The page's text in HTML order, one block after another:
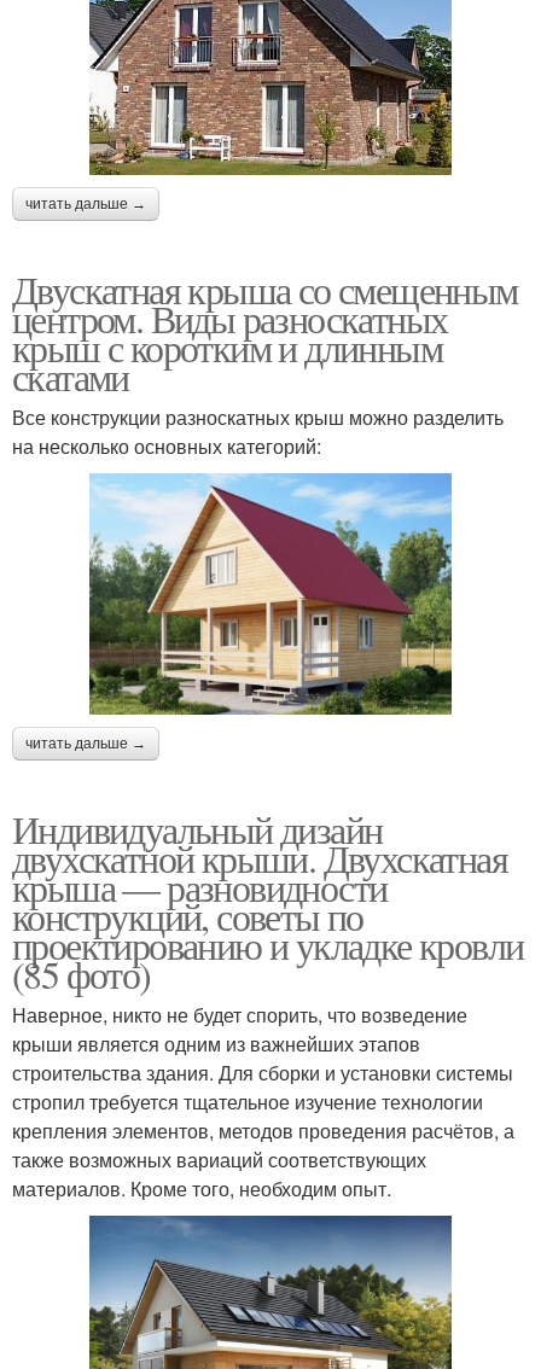
читать дальше →
Двускатная крыша со смещенным
центром. Виды разноскатных
крыш с коротким и длинным
скатами
Все конструкции разноскатных крыш можно разделить
на несколько основных категорий:
читать дальше →
Индивидуальный дизайн
двухскатной крыши. Двухскатная
крыша — разновидности
конструкций, советы по
проектированию и укладке кровли
(85 фото)
Наверное, никто не будет спорить, что возведение
крыши является одним из важнейших этапов
строительства здания. Для сборки и установки системы
стропил требуется тщательное изучение технологии
крепления элементов, методов проведения расчётов, а
также возможных вариаций соответствующих
материалов. Кроме того, необходим опыт.